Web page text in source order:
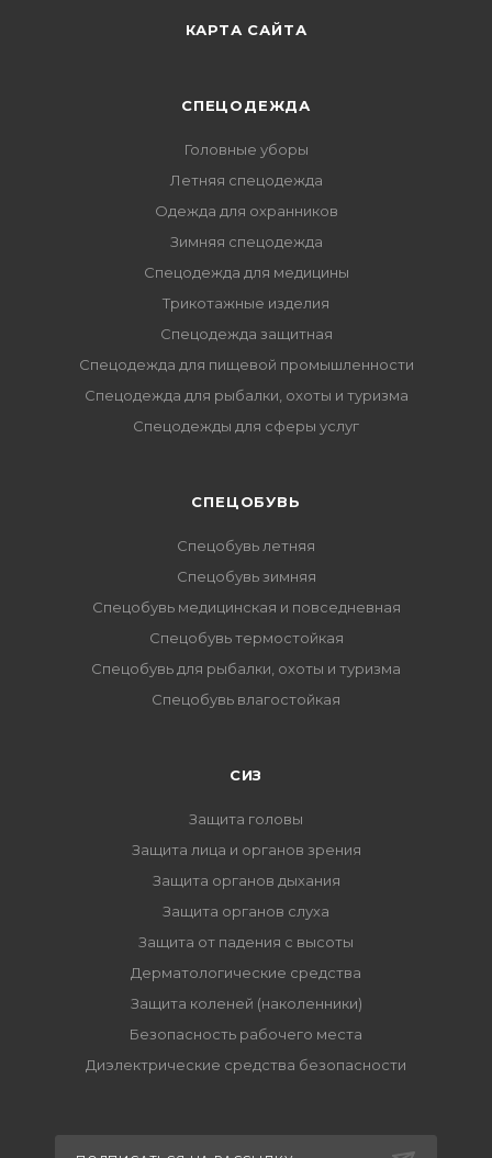
КАРТА САЙТА
СПЕЦОДЕЖДА
Головные уборы
Летняя спецодежда
Одежда для охранников
Зимняя спецодежда
Спецодежда для медицины
Трикотажные изделия
Спецодежда защитная
Спецодежда для пищевой промышленности
Спецодежда для рыбалки, охоты и туризма
Спецодежды для сферы услуг
CПЕЦОБУВЬ
Спецобувь летняя
Спецобувь зимняя
Спецобувь медицинская и повседневная
Спецобувь термостойкая
Спецобувь для рыбалки, охоты и туризма
Спецобувь влагостойкая
СИЗ
Защита головы
Защита лица и органов зрения
Защита органов дыхания
Защита органов слуха
Защита от падения с высоты
Дерматологические средства
Защита коленей (наколенники)
Безопасность рабочего места
Диэлектрические средства безопасности